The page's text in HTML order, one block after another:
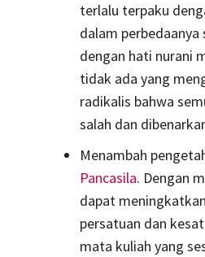
terlalu terpaku
dalam
dengan hati nurani
tidak ada yang
radikalis bahwa
salah dan
Menambah
Pancasila. Dengan
dapat
persatuan dan
mata kuliah yang